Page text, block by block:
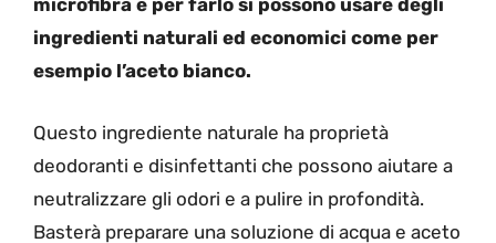
microfibra e per farlo si possono usare degli
ingredienti naturali ed economici come per
esempio l’aceto bianco.
Questo ingrediente naturale ha proprietà
deodoranti e disinfettanti che possono aiutare a
neutralizzare gli odori e a pulire in profondità.
Basterà preparare una soluzione di acqua e aceto